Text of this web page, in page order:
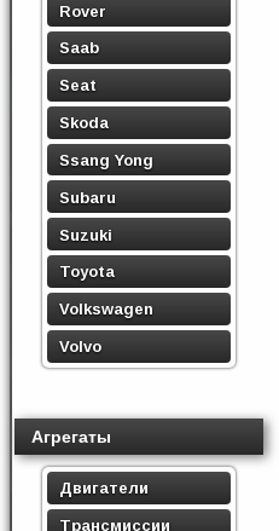
Rover
Saab
Seat
Skoda
Ssang Yong
Subaru
Suzuki
Toyota
Volkswagen
Volvo
Агрегаты
Двигатели
Трансмиссии